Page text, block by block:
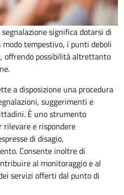
significa dotarsi di
modo tempestivo, i punti deboli
possibilità altrettanto
a disposizione una procedura
suggerimenti e
È uno strumento
rilevare e rispondere
di disagio,
Consente inoltre di
al monitoraggio e al
servizi offerti dal punto di